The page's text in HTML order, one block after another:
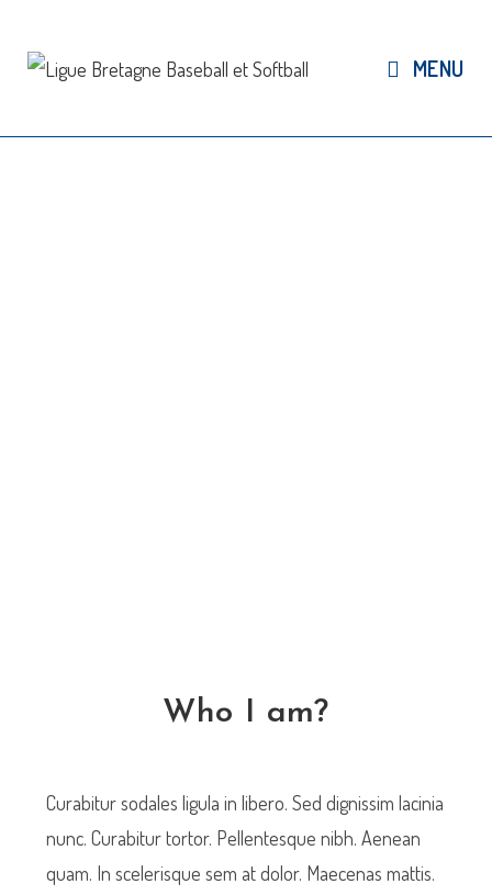
MENU
Who I am?
Curabitur sodales ligula in libero. Sed dignissim lacinia
nunc. Curabitur tortor. Pellentesque nibh. Aenean
quam. In scelerisque sem at dolor. Maecenas mattis.